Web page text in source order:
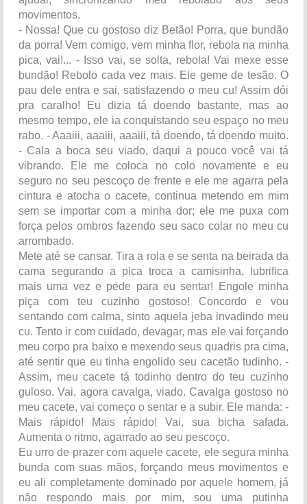
movimentos.
- Nossa! Que cu gostoso diz Betão! Porra, que bundão
da porra! Vem comigo, vem minha flor, rebola na minha
pica, vai!... - Isso vai, se solta, rebola! Vai mexe esse
bundão! Rebolo cada vez mais. Ele geme de tesão. O
pau dele entra e sai, satisfazendo o meu cu! Assim dói
pra caralho! Eu dizia tá doendo bastante, mas ao
mesmo tempo, ele ia conquistando seu espaço no meu
rabo. - Aaaiii, aaaiii, aaaiii, tá doendo, tá doendo muito.
- Cala a boca seu viado, daqui a pouco você vai tá
vibrando. Ele me coloca no colo novamente e eu
seguro no seu pescoço de frente e ele me agarra pela
cintura e atocha o cacete, continua metendo em mim
sem se importar com a minha dor; ele me puxa com
força pelos ombros fazendo seu saco colar no meu cu
arrombado.
Mete até se cansar. Tira a rola e se senta na beirada da
cama segurando a pica troca a camisinha, lubrifica
mais uma vez e pede para eu sentar! Engole minha
piça com teu cuzinho gostoso! Concordo e vou
sentando com calma, sinto aquela jeba invadindo meu
cu. Tento ir com cuidado, devagar, mas ele vai forçando
meu corpo pra baixo e mexendo seus quadris pra cima,
até sentir que eu tinha engolido seu cacetão tudinho. -
Assim, meu cacete tá todinho dentro do teu cuzinho
guloso. Vai, agora cavalga, viado. Cavalga gostoso no
meu cacete, vai começo o sentar e a subir. Ele manda: -
Mais rápido! Mais rápido! Vai, sua bicha safada.
Aumenta o ritmo, agarrado ao seu pescoço.
Eu urro de prazer com aquele cacete, ele segura minha
bunda com suas mãos, forçando meus movimentos e
eu ali completamente dominado por aquele homem, já
não respondo mais por mim, sou uma putinha